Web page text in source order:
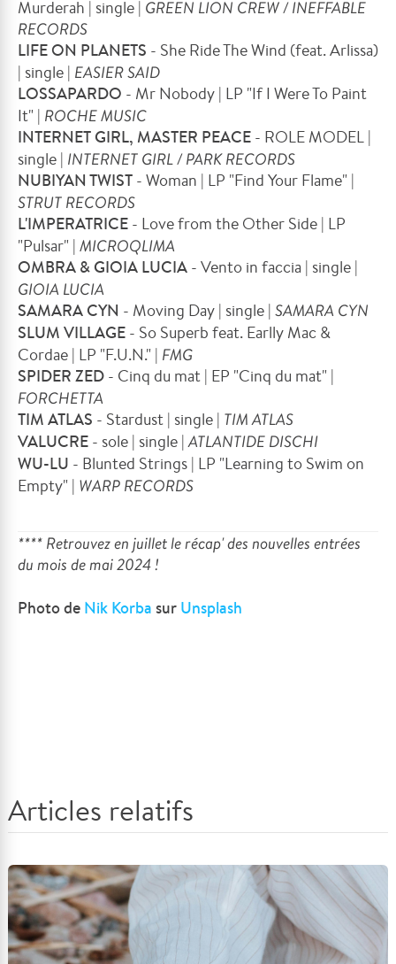
Murderah | single | GREEN LION CREW / INEFFABLE
RECORDS
LIFE ON PLANETS - She Ride The Wind (feat. Arlissa)
| single | EASIER SAID
LOSSAPARDO - Mr Nobody | LP "If I Were To Paint
It" | ROCHE MUSIC
INTERNET GIRL, MASTER PEACE - ROLE MODEL |
single | INTERNET GIRL / PARK RECORDS
NUBIYAN TWIST - Woman | LP "Find Your Flame" |
STRUT RECORDS
L'IMPERATRICE - Love from the Other Side | LP
"Pulsar" | MICROQLIMA
OMBRA & GIOIA LUCIA - Vento in faccia | single |
GIOIA LUCIA
SAMARA CYN - Moving Day | single | SAMARA CYN
SLUM VILLAGE - So Superb feat. Earlly Mac &
Cordae | LP "F.U.N." | FMG
SPIDER ZED - Cinq du mat | EP "Cinq du mat" |
FORCHETTA
TIM ATLAS - Stardust | single | TIM ATLAS
VALUCRE - sole | single |ATLANTIDE DISCHI
WU-LU - Blunted Strings | LP "Learning to Swim on
Empty" | WARP RECORDS
**** Retrouvez en juillet le récap' des nouvelles entrées
du mois de mai 2024 !
Photo de Nik Korba sur Unsplash
Articles relatifs